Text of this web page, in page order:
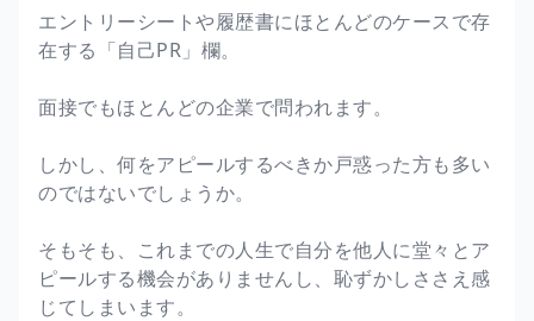
エントリーシートや履歴書にほとんどのケースで存
在する「自己PR」欄。
面接でもほとんどの企業で問われます。
しかし、何をアピールするべきか戸惑った方も多い
のではないでしょうか。
そもそも、これまでの人生で自分を他人に堂々とア
ピールする機会がありませんし、恥ずかしささえ感
じてしまいます。